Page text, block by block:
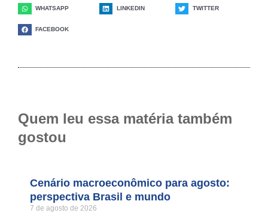
WHATSAPP LINKEDIN TWITTER
FACEBOOK
Quem leu essa matéria também
gostou
Cenário macroeconômico para agosto:
perspectiva Brasil e mundo
7 de agosto de 2026